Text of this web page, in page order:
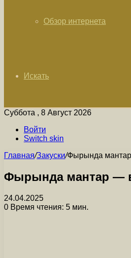
Обзор интернета
Искать
Суббота , 8 Август 2026
Войти
Switch skin
Главная/Закуски/Фырында мантар
Фырында мантар —
24.04.2025
0 Время чтения: 5 мин.